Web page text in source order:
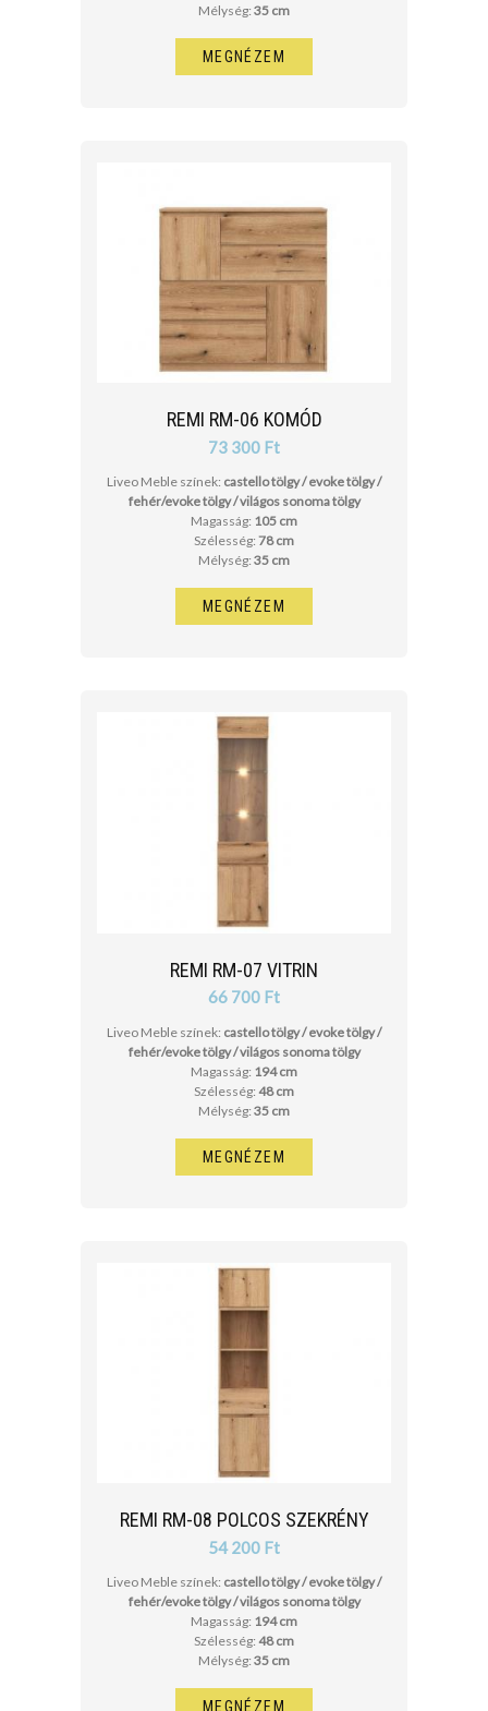
Mélység: 35 cm
MEGNÉZEM
REMI RM-06 KOMÓD
73 300 Ft
Liveo Meble színek: castello tölgy / evoke tölgy /
fehér/evoke tölgy / világos sonoma tölgy
Magasság: 105 cm
Szélesség: 78 cm
Mélység: 35 cm
MEGNÉZEM
REMI RM-07 VITRIN
66 700 Ft
Liveo Meble színek: castello tölgy / evoke tölgy /
fehér/evoke tölgy / világos sonoma tölgy
Magasság: 194 cm
Szélesség: 48 cm
Mélység: 35 cm
MEGNÉZEM
REMI RM-08 POLCOS SZEKRÉNY
54 200 Ft
Liveo Meble színek: castello tölgy / evoke tölgy /
fehér/evoke tölgy / világos sonoma tölgy
Magasság: 194 cm
Szélesség: 48 cm
Mélység: 35 cm
MEGNÉZEM